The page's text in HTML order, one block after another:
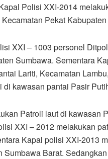
Polisi XXI-2014
Pekat
XXI – 1003 personel
Sumbawa. Sementara
Lariti, Kecamatan
kawasan pantai Pasir
Patroli laut di kawasan
XXI – 2012 melakukan
Kapal polisi XXI-2013
Barat.